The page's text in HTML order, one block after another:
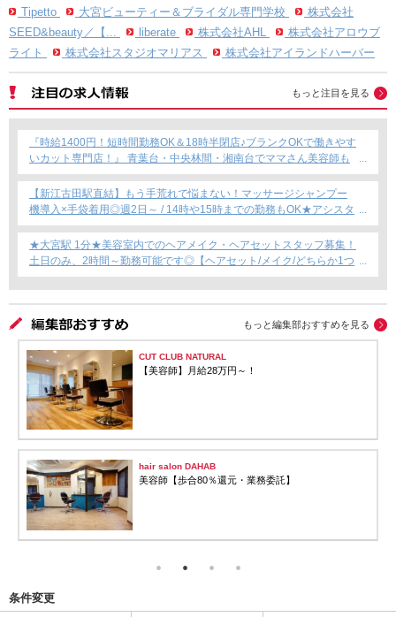
Tipetto 大宮ビューティー＆ブライダル専門学校
株式会社
SEED&beauty／【...
liberate 株式会社AHL
株式会社アロウブ
ライト
株式会社スタジオマリアス 株式会社アイランドハーバー
もっと注目を見る
『時給1400円！短時間勤務OK＆18時半閉店♪ブランクOKで働きやす
いカット専門店！』 青葉台・中央林間・湘南台でママさん美容師も
安心のサロン募集！
【新江古田駅直結】もう手荒れで悩まない！マッサージシャンプー
機導入×手袋着用◎週2日～ / 14時や15時までの勤務もOK★アシスタ
ント専任募集★
★大宮駅 1分★美容室内でのヘアメイク・ヘアセットスタッフ募集！
土日のみ、2時間～勤務可能です◎【ヘアセット/メイク/どちらか1つ
できればOKです！】フリーランス・Wワーク・時短勤務もOK★
もっと編集部おすすめを見る
CUT CLUB NATURAL
【美容師】月給28万円～！
hair salon DAHAB
美容師【歩合80％還元・業務委託】
条件変更